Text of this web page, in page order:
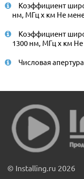
Коэффициент
нм, МГц x км Не
Коэффициент
1300 нм, МГц x км
Числовая
© Installing.ru 2026